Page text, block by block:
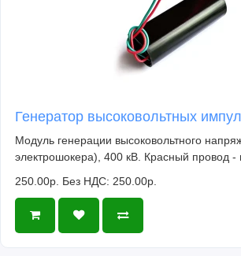
Генератор высоковольтных
Модуль генерации высоковольтного
электрошокера), 400 кВ. Красный провод -
250.00р. Без НДС: 250.00р.